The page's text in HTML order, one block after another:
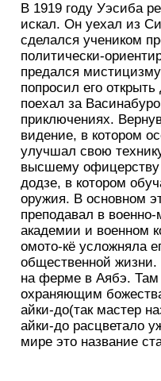
В 1919 году Уэсиба
искал. Он уехал из
сделался учеником
политически-
предался
попросил его
поехал за
приключениях.
видение, в котором
улучшал свою
высшему офицерству
додзе, в котором
оружия. В основном
преподавал в
академии и военном
омото-кё усложняла
общественной жизни.
на ферме в Аябэ. Там
охраняющим
айки-до(так мастер
айки-до расцветало
мире это название